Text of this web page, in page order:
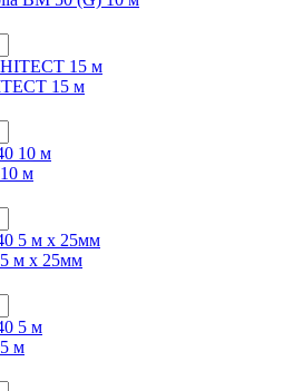
15 м
м
м х 25мм
м